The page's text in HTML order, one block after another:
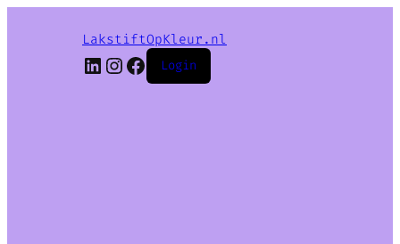
LakstiftOpKleur.nl
LinkedIn
Instagram
Facebook
Login